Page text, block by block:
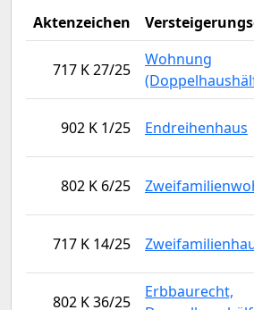
Aktenzeichen
717 K 27/25
Wohnung
902 K 1/25 Endreihenhaus
802 K 6/25
717 K 14/25
802 K 36/25
Erbbaurecht,